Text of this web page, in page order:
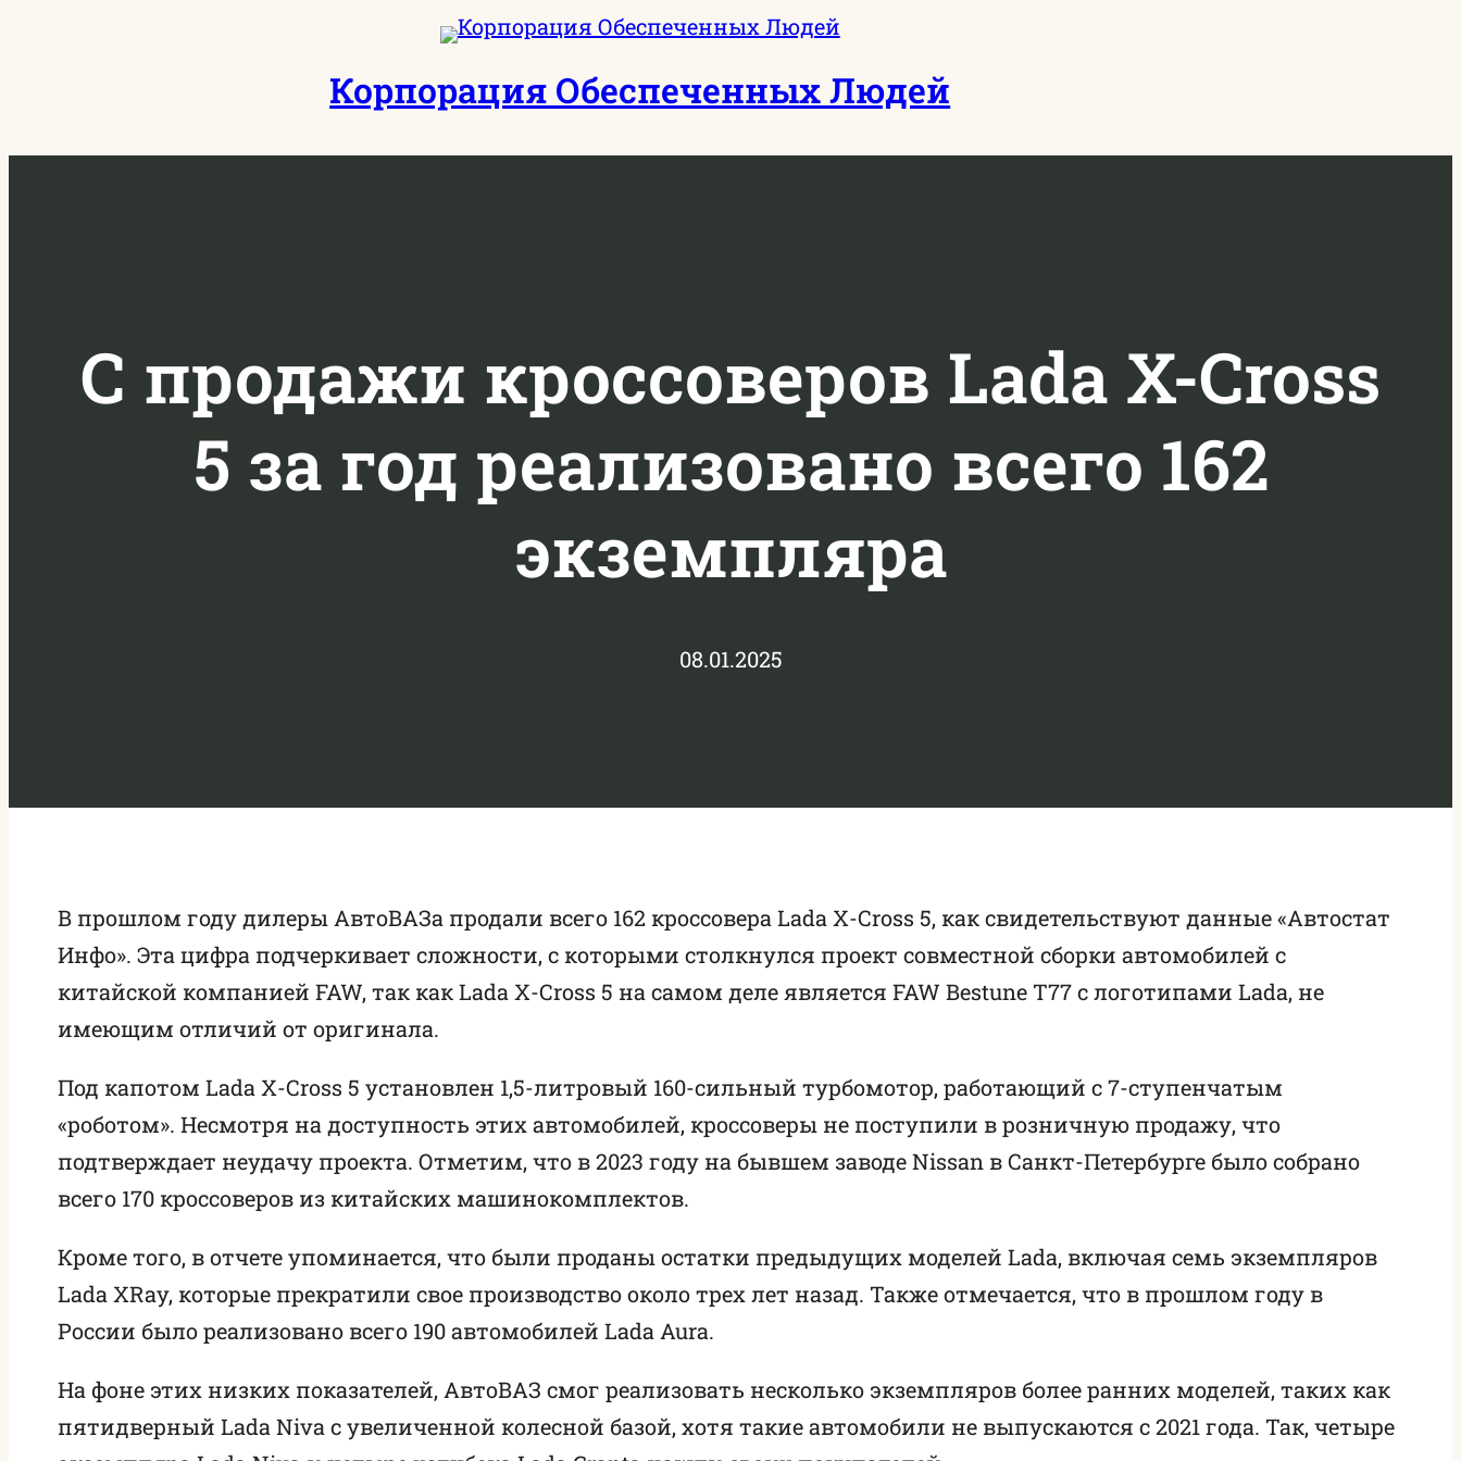
Корпорация Обеспеченных Людей
С продажи кроссоверов Lada X-Cross
5 за год реализовано всего 162
экземпляра
08.01.2025
В прошлом году дилеры АвтоВАЗа продали всего 162 кроссовера Lada X-Cross 5, как свидетельствуют данные «Автостат
Инфо». Эта цифра подчеркивает сложности, с которыми столкнулся проект совместной сборки автомобилей с
китайской компанией FAW, так как Lada X-Cross 5 на самом деле является FAW Bestune T77 с логотипами Lada, не
имеющим отличий от оригинала.
Под капотом Lada X-Cross 5 установлен 1,5-литровый 160-сильный турбомотор, работающий с 7-ступенчатым
«роботом». Несмотря на доступность этих автомобилей, кроссоверы не поступили в розничную продажу, что
подтверждает неудачу проекта. Отметим, что в 2023 году на бывшем заводе Nissan в Санкт-Петербурге было собрано
всего 170 кроссоверов из китайских машинокомплектов.
Кроме того, в отчете упоминается, что были проданы остатки предыдущих моделей Lada, включая семь экземпляров
Lada XRay, которые прекратили свое производство около трех лет назад. Также отмечается, что в прошлом году в
России было реализовано всего 190 автомобилей Lada Aura.
На фоне этих низких показателей, АвтоВАЗ смог реализовать несколько экземпляров более ранних моделей, таких как
пятидверный Lada Niva с увеличенной колесной базой, хотя такие автомобили не выпускаются с 2021 года. Так, четыре